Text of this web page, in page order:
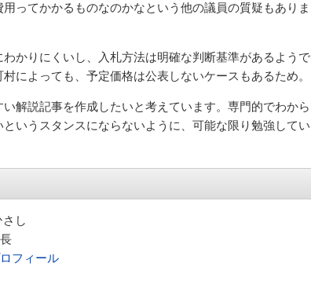
ってかかるものなのかなという他の議員の質疑もありま
かりにくいし、入札方法は明確な判断基準があるようで
によっても、予定価格は公表しないケースもあるため。
解説記事を作成したいと考えています。専門的でわから
いうスタンスにならないように、可能な限り勉強してい
さし
フィール